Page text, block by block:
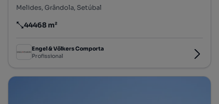
Melides, Grândola, Setúbal
Preço por metro quadrado
44468 m²
Engel & Völkers Comporta
Profissional